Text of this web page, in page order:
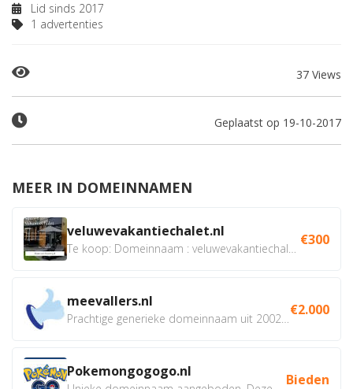
Lid sinds 2017
1 advertenties
37 Views
Geplaatst op 19-10-2017
MEER IN DOMEINNAMEN
veluwevakantiechalet.nl €300
meevallers.nl €2.000
Pokemongogogo.nl Bieden